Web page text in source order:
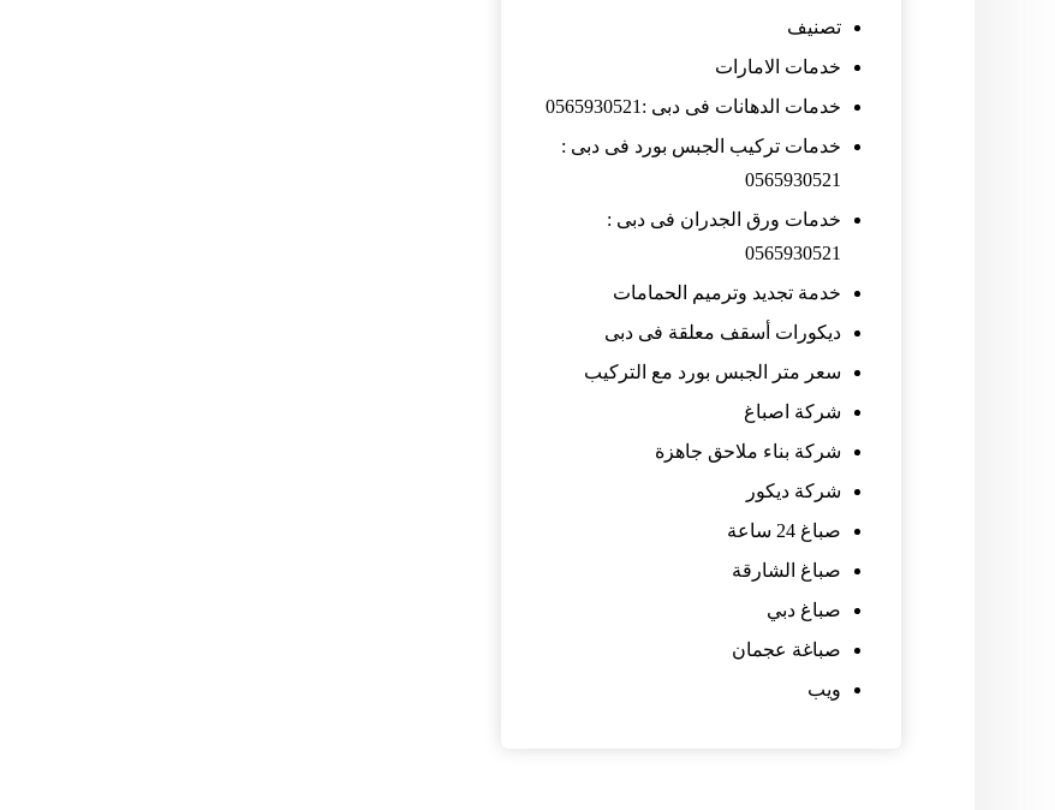
تصنيف
خدمات الامارات
خدمات الدهانات فى دبى :0565930521
خدمات تركيب الجبس بورد فى دبى :
0565930521
خدمات ورق الجدران فى دبى :
0565930521
خدمة تجديد وترميم الحمامات
ديكورات أسقف معلقة فى دبى
سعر متر الجبس بورد مع التركيب
شركة اصباغ
شركة بناء ملاحق جاهزة
شركة ديكور
صباغ 24 ساعة
صباغ الشارقة
صباغ دبي
صباغة عجمان
ويب